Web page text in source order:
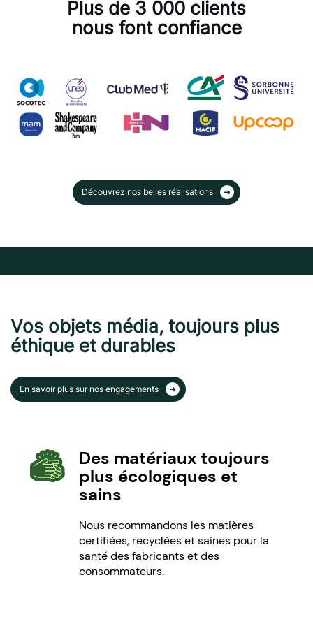
Plus de 3 000 clients
nous font confiance
Découvrez nos belles réalisations
Vos objets média, toujours plus
éthique et durables
En savoir plus sur nos engagements
Des matériaux toujours
plus écologiques et
sains
Nous recommandons les matières
certifiées, recyclées et saines pour la
santé des fabricants et des
consommateurs.